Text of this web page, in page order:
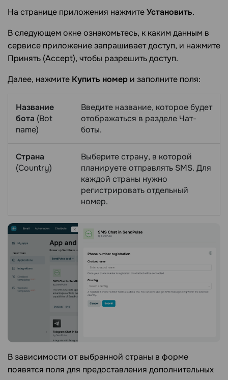
На странице приложения нажмитеУстановить.
В следующем окне ознакомьтесь, к каким данным в
сервисе приложение запрашивает доступ, и нажмите
Принять (Accept), чтобы разрешить доступ.
Далее, нажмите Купить номер и заполните поля:
Название
бота (Bot
name)
Введите название, которое будет
отображаться в разделе Чат-
боты.
Страна
(Country)
Выберите страну, в которой
планируете отправлять SMS. Для
каждой страны нужно
регистрировать отдельный
номер.
В зависимости от выбранной страны в форме
появятся поля для предоставления дополнительных